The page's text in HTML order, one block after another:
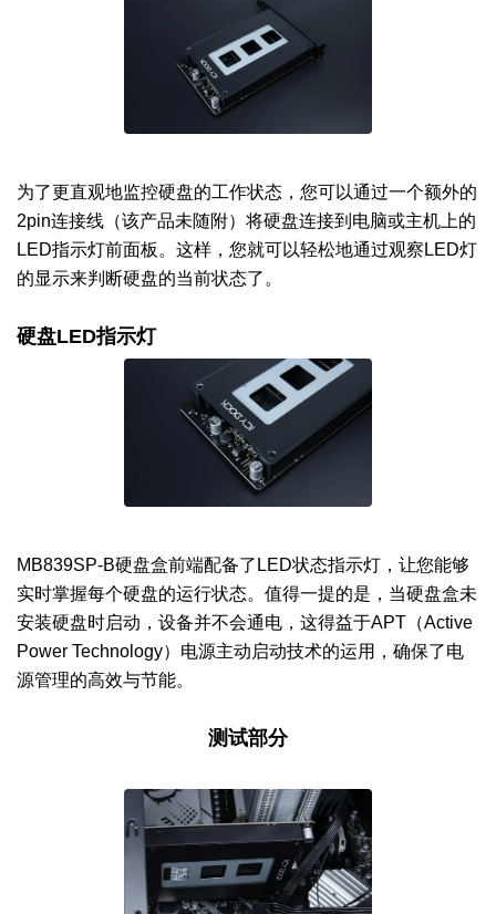
为了更直观地监控硬盘的工作状态，您可以通过一个额外的
2pin连接线（该产品未随附）将硬盘连接到电脑或主机上的
LED指示灯前面板。这样，您就可以轻松地通过观察LED灯
的显示来判断硬盘的当前状态了。
硬盘LED指示灯
MB839SP-B硬盘盒前端配备了LED状态指示灯，让您能够
实时掌握每个硬盘的运行状态。值得一提的是，当硬盘盒未
安装硬盘时启动，设备并不会通电，这得益于APT（Active
Power Technology）电源主动启动技术的运用，确保了电
源管理的高效与节能。
测试部分